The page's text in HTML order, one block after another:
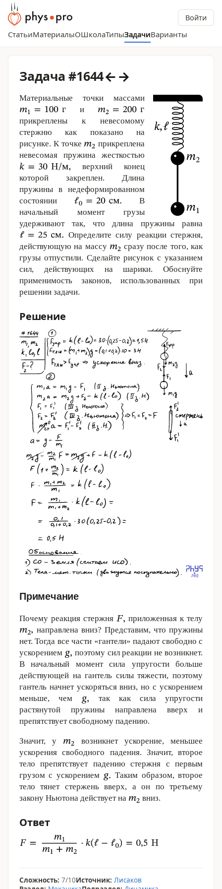
Войти
СтатьиМатериалыОШколаТипыЗадачиВарианты
Задача #1644←→
Материальные точки массами
и
прикреплены к невесомому
стержню как показано на
рисунке. К точке
прикреплена
невесомая пружина жесткостью
верхний конец
которой закреплен. Длина
пружины в недеформированном
состоянии
В
начальный момент грузы
удерживают так, что длина пружины равна
Определите силу реакции стержня,
действующую на массу
сразу после того, как
грузы отпустили. Сделайте рисунок с указанием
сил, действующих на шарики. Обоснуйте
применимость законов, использованных при
решении задачи.
Решение
Примечание
Почему реакция стержня
приложенная к телу
направлена вниз? Представим, что пружины
нет. Тогда все части «гантели» падают свободно с
ускорением
поэтому сил реакции не возникнет.
В начальный момент сила упругости больше
действующей на гантель силы тяжести, поэтому
гантель начнет ускоряться вниз, но с ускорением
меньше, чем
так как сила упругости
растянутой пружины направлена вверх и
препятствует свободному падению.
Значит, у
возникнет ускорение, меньшее
ускорения свободного падения. Значит, второе
тело препятствует падению стержня с первым
грузом с ускорением
Таким образом, второе
тело тянет стержень вверх, а он по третьему
закону Ньютона действует на
вниз.
Ответ
Сложность: 7/10Источник: Лисаков